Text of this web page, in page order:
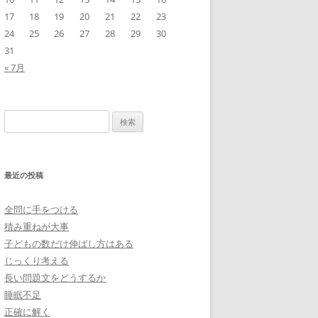
17
18 19 20 21 22
23
24
25 26 27 28 29
30
31
« 7月
索:
最近の投稿
全問に手をつける
積み重ねが大事
子どもの数だけ伸ばし方はある
じっくり考える
長い問題文をどうするか
睡眠不足
正確に解く